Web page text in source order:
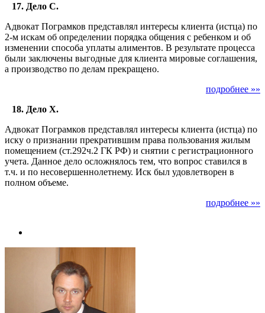
17. Дело С.
Адвокат Пограмков представлял интересы клиента (истца) по
2-м искам об определении порядка общения с ребенком и об
изменении способа уплаты алиментов. В результате процесса
были заключены выгодные для клиента мировые соглашения,
а производство по делам прекращено.
подробнее »»
18. Дело Х.
Адвокат Пограмков представлял интересы клиента (истца) по
иску о признании прекратившим права пользования жилым
помещением (ст.292ч.2 ГК РФ) и снятии с регистрационного
учета. Данное дело осложнялось тем, что вопрос ставился в
т.ч. и по несовершеннолетнему. Иск был удовлетворен в
полном объеме.
подробнее »»